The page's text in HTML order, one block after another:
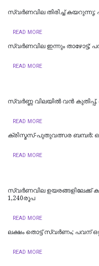
സ്വര്‍ണവില തിരിച്ച് കയറുന്നു;
READ MORE
സ്വര്‍ണവില ഇന്നും താഴോട്ട്;
READ MORE
സ്വര്‍ണ്ണ വിലയില്‍ വന്‍ കുതിപ്പ്,
READ MORE
ക്രിസ്മസ്-പുതുവത്സര ബമ്പർ:
READ MORE
സ്വര്‍ണവില ഉയരങ്ങളിലേക്ക്
1,240രൂപ
READ MORE
ലക്ഷം തൊട്ട് സ്വർണം; പവന്
READ MORE